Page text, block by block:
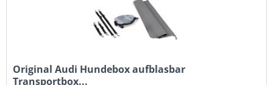
Original Audi Hundebox aufblasbar
Transportbox...